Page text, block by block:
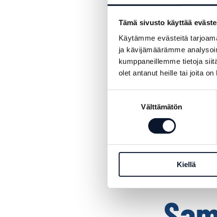
Tämä sivusto käyttää
Käytämme evästeitä
ja kävijämäärämme
kumppaneillemme tietoja
olet antanut heille tai joita
Välttämätön
Kiellä
herkullisia ja
Power Cupin
Linkosuoon
salaatteja,
herkkuja.
josta
olemme